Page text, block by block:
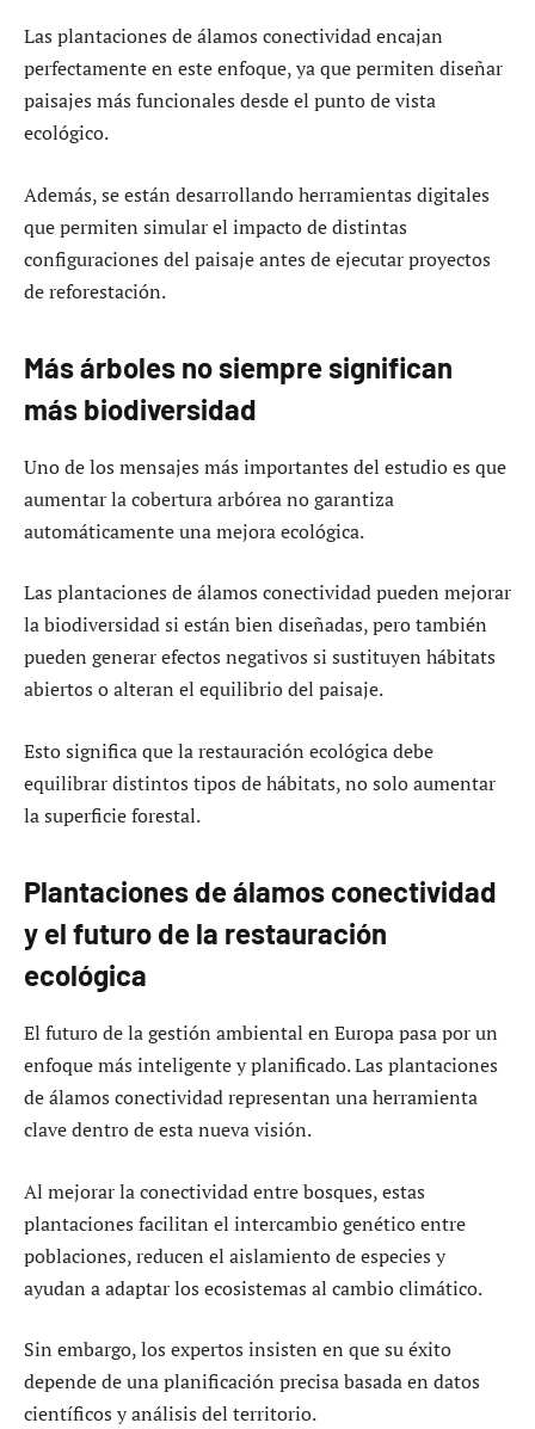
Las plantaciones de álamos conectividad encajan
perfectamente en este enfoque, ya que permiten diseñar
paisajes más funcionales desde el punto de vista
ecológico.
Además, se están desarrollando herramientas digitales
que permiten simular el impacto de distintas
configuraciones del paisaje antes de ejecutar proyectos
de reforestación.
Más árboles no siempre significan
más biodiversidad
Uno de los mensajes más importantes del estudio es que
aumentar la cobertura arbórea no garantiza
automáticamente una mejora ecológica.
Las plantaciones de álamos conectividad pueden mejorar
la biodiversidad si están bien diseñadas, pero también
pueden generar efectos negativos si sustituyen hábitats
abiertos o alteran el equilibrio del paisaje.
Esto significa que la restauración ecológica debe
equilibrar distintos tipos de hábitats, no solo aumentar
la superficie forestal.
Plantaciones de álamos conectividad
y el futuro de la restauración
ecológica
El futuro de la gestión ambiental en Europa pasa por un
enfoque más inteligente y planificado. Las plantaciones
de álamos conectividad representan una herramienta
clave dentro de esta nueva visión.
Al mejorar la conectividad entre bosques, estas
plantaciones facilitan el intercambio genético entre
poblaciones, reducen el aislamiento de especies y
ayudan a adaptar los ecosistemas al cambio climático.
Sin embargo, los expertos insisten en que su éxito
depende de una planificación precisa basada en datos
científicos y análisis del territorio.